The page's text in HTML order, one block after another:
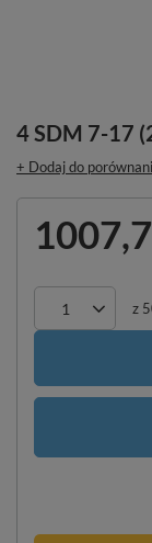
4 SDM 7-17
+ Dodaj do
z